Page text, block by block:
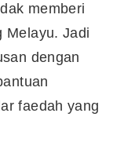
memberi
Melayu. Jadi
dengan
faedah yang